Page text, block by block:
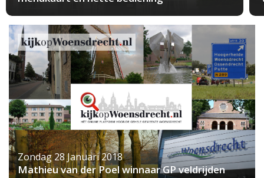
Zondag 28 Januari 2018
Mathieu van der Poel winnaar GP veldrijden